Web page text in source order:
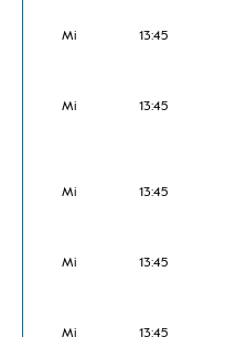
Mi 13:45
Mi 13:45
Mi 13:45
Mi 13:45
Mi 13:45